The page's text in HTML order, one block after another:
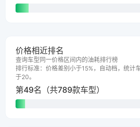
价格相近排名
查询车型同一价格区间内的油耗排行榜
排行标准：价格差别小于15%，自动档，统计
于20。
第49名（共789款车型）